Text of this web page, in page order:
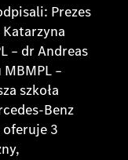
Prezes
Katarzyna
– dr Andreas
–
szkoła
Benz
3